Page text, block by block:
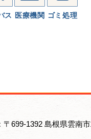
ス 医療機関 ゴミ処理
〒699-1392 島根県雲南